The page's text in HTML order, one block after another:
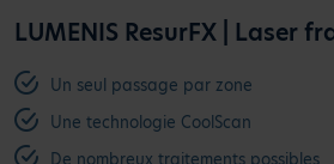
LUMENIS ResurFX | Laser
Un seul passage par zone
Une technologie CoolScan
De nombreux traitements possibles